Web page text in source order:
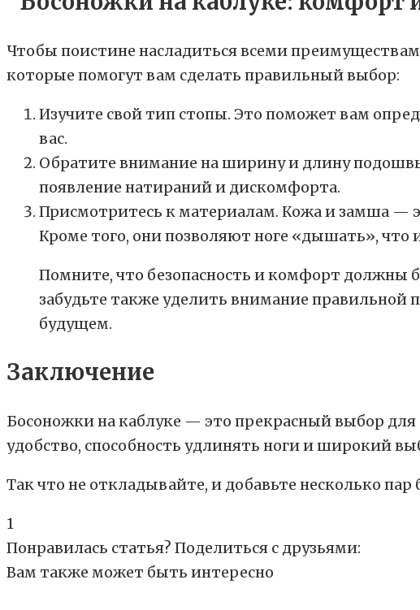
Чтобы поистине насладиться всеми
которые помогут вам сделать правильный выбор:
Изучите свой тип стопы. Это поможет вам
вас.
Обратите внимание на ширину и длину
появление натираний и дискомфорта.
Присмотритесь к материалам. Кожа и замша —
Кроме того, они позволяют ноге «дышать», что
Помните, что безопасность и комфорт должны
забудьте также уделить внимание правильной
будущем.
Заключение
Босоножки на каблуке — это прекрасный выбор для
удобство, способность удлинять ноги и широкий
Так что не откладывайте, и добавьте несколько
1
Понравилась статья? Поделиться с друзьями:
Вам также может быть интересно